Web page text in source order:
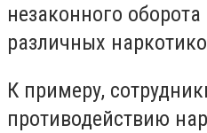
незаконного
различных
К примеру,
противодействию